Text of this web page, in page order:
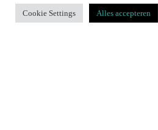
Cookie Settings Alles accepteren
ACCEPT